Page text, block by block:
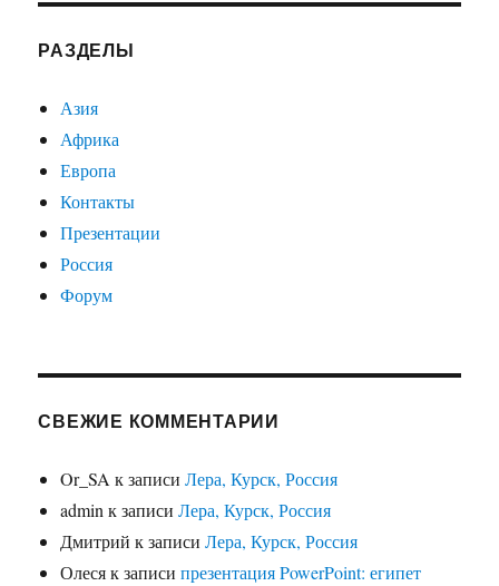
РАЗДЕЛЫ
Азия
Африка
Европа
Контакты
Презентации
Россия
Форум
СВЕЖИЕ КОММЕНТАРИИ
Or_SA к записиЛера, Курск, Россия
admin к записиЛера, Курск, Россия
Дмитрий к записиЛера, Курск, Россия
Олесяк записипрезентация PowerPoint: египет